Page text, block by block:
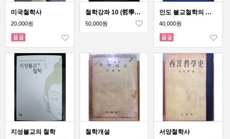
미국철학사
20,000원
철학강좌 10 (哲學講座 10)
50,000원
인도 불교철학의 원전적 연구
40,000원
지성불교의 철학 철학개설 서양철학사